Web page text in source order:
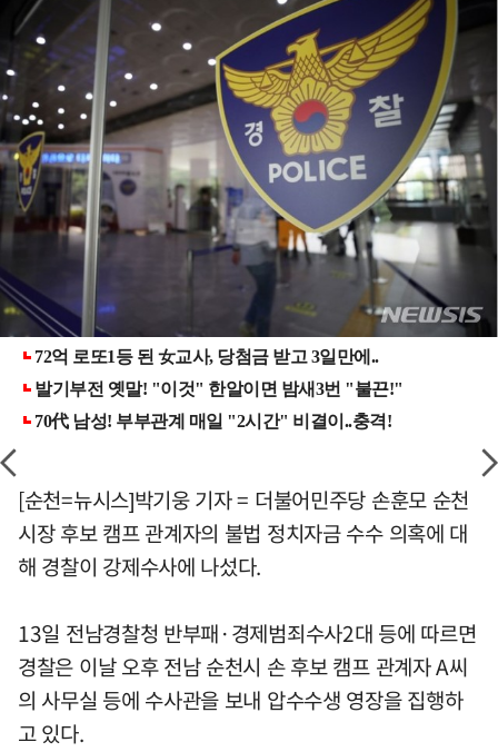
[순천=뉴시스]박기웅 기자 = 더불어민주당 손훈모 순천
시장 후보 캠프 관계자의 불법 정치자금 수수 의혹에 대
해 경찰이 강제수사에 나섰다.
13일 전남경찰청 반부패·경제범죄수사2대 등에 따르면
경찰은 이날 오후 전남 순천시 손 후보 캠프 관계자 A씨
의 사무실 등에 수사관을 보내 압수수생 영장을 집행하
고 있다.